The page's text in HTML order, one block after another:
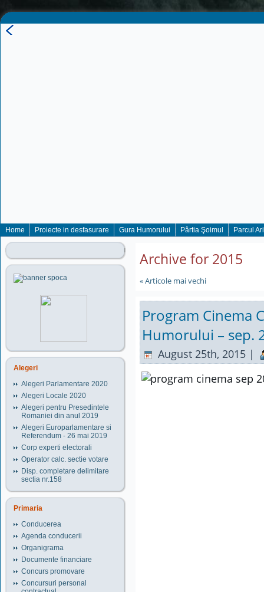
Home Proiecte in desfasurare Gura Humorului Pârtia Şoimul Parcul
Alegeri
Alegeri Parlamentare 2020
Alegeri Locale 2020
Alegeri pentru Presedintele
Romaniei din anul 2019
Alegeri Europarlamentare si
Referendum - 26 mai 2019
Corp experti electorali
Operator calc. sectie votare
Disp. completare delimitare
sectia nr.158
Primaria
Conducerea
Agenda conducerii
Organigrama
Documente financiare
Concurs promovare
Concursuri personal
Archive for 2015
« Articole mai vechi
Program Cinema
Humorului – sep.
August 25th, 2015 |